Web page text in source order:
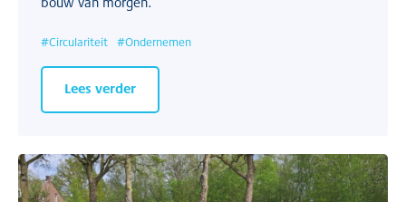
#Circulariteit #Ondernemen
Lees verder